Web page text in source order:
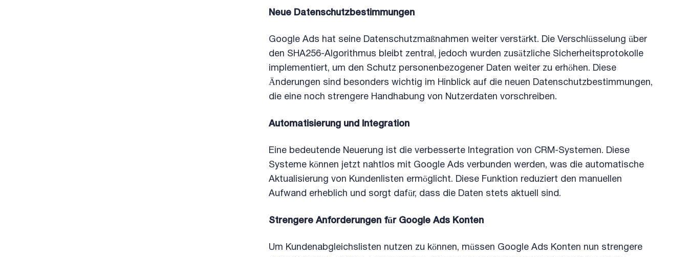
Neue Datenschutzbestimmungen
Google Ads hat seine Datenschutzmaßnahmen weiter verstärkt. Die Verschlüsselung über
den SHA256-Algorithmus bleibt zentral, jedoch wurden zusätzliche Sicherheitsprotokolle
implementiert, um den Schutz personenbezogener Daten weiter zu erhöhen. Diese
Änderungen sind besonders wichtig im Hinblick auf die neuen Datenschutzbestimmungen,
die eine noch strengere Handhabung von Nutzerdaten vorschreiben.
Automatisierung und Integration
Eine bedeutende Neuerung ist die verbesserte Integration von CRM-Systemen. Diese
Systeme können jetzt nahtlos mit Google Ads verbunden werden, was die automatische
Aktualisierung von Kundenlisten ermöglicht. Diese Funktion reduziert den manuellen
Aufwand erheblich und sorgt dafür, dass die Daten stets aktuell sind.
Strengere Anforderungen für Google Ads Konten
Um Kundenabgleichslisten nutzen zu können, müssen Google Ads Konten nun strengere